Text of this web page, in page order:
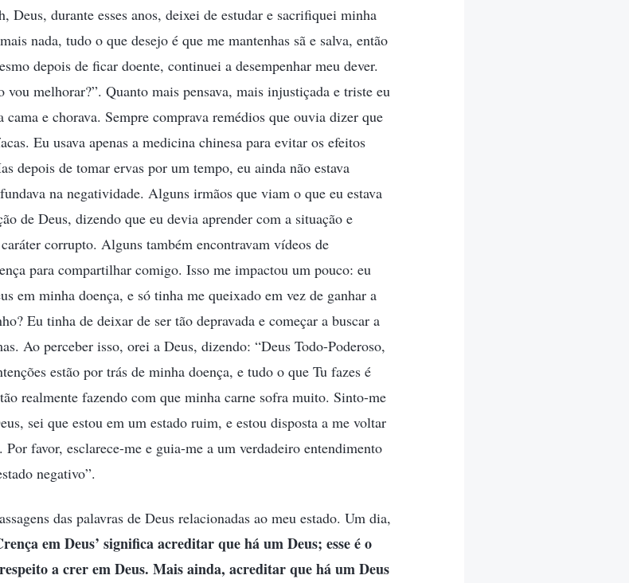
Deus, durante esses anos, deixei de estudar e sacrifiquei minha
nada, tudo o que desejo é que me mantenhas sã e salva, então
depois de ficar doente, continuei a desempenhar meu dever.
vou melhorar?”. Quanto mais pensava, mais injustiçada e triste eu
cama e chorava. Sempre comprava remédios que ouvia dizer que
Eu usava apenas a medicina chinesa para evitar os efeitos
depois de tomar ervas por um tempo, eu ainda não estava
na negatividade. Alguns irmãos que viam o que eu estava
de Deus, dizendo que eu devia aprender com a situação e
corrupto. Alguns também encontravam vídeos de
para compartilhar comigo. Isso me impactou um pouco: eu
em minha doença, e só tinha me queixado em vez de ganhar a
Eu tinha de deixar de ser tão depravada e começar a buscar a
Ao perceber isso, orei a Deus, dizendo: “Deus Todo-Poderoso,
estão por trás de minha doença, e tudo o que Tu fazes é
realmente fazendo com que minha carne sofra muito. Sinto-me
sei que estou em um estado ruim, e estou disposta a me voltar
favor, esclarece-me e guia-me a um verdadeiro entendimento
negativo”.
das palavras de Deus relacionadas ao meu estado. Um dia,
em Deus’ significa acreditar que há um Deus; esse é o
a crer em Deus. Mais ainda, acreditar que há um Deus